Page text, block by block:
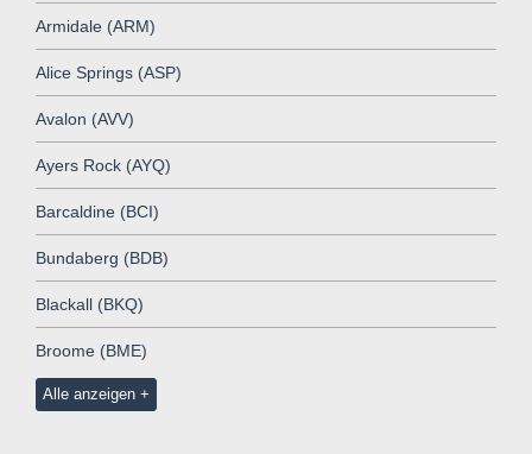
Armidale (ARM)
Alice Springs (ASP)
Avalon (AVV)
Ayers Rock (AYQ)
Barcaldine (BCI)
Bundaberg (BDB)
Blackall (BKQ)
Broome (BME)
Alle anzeigen